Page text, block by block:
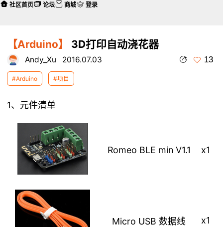
【Arduino】 3D打印自动浇花器
Andy_Xu 2016.07.03 13
#Arduino #项目
1、元件清单
Romeo BLE min V1.1 x1
Micro USB 数据线 x1
社区首页 论坛 商城 登录